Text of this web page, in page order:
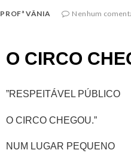
PROFª VÂNIA Nenhum
O CIRCO
”RESPEITÁVEL PÚBLICO
O CIRCO CHEGOU.”
NUM LUGAR PEQUENO